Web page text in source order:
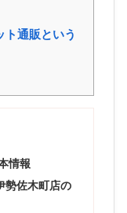
通販という
情報
勢佐木町店の